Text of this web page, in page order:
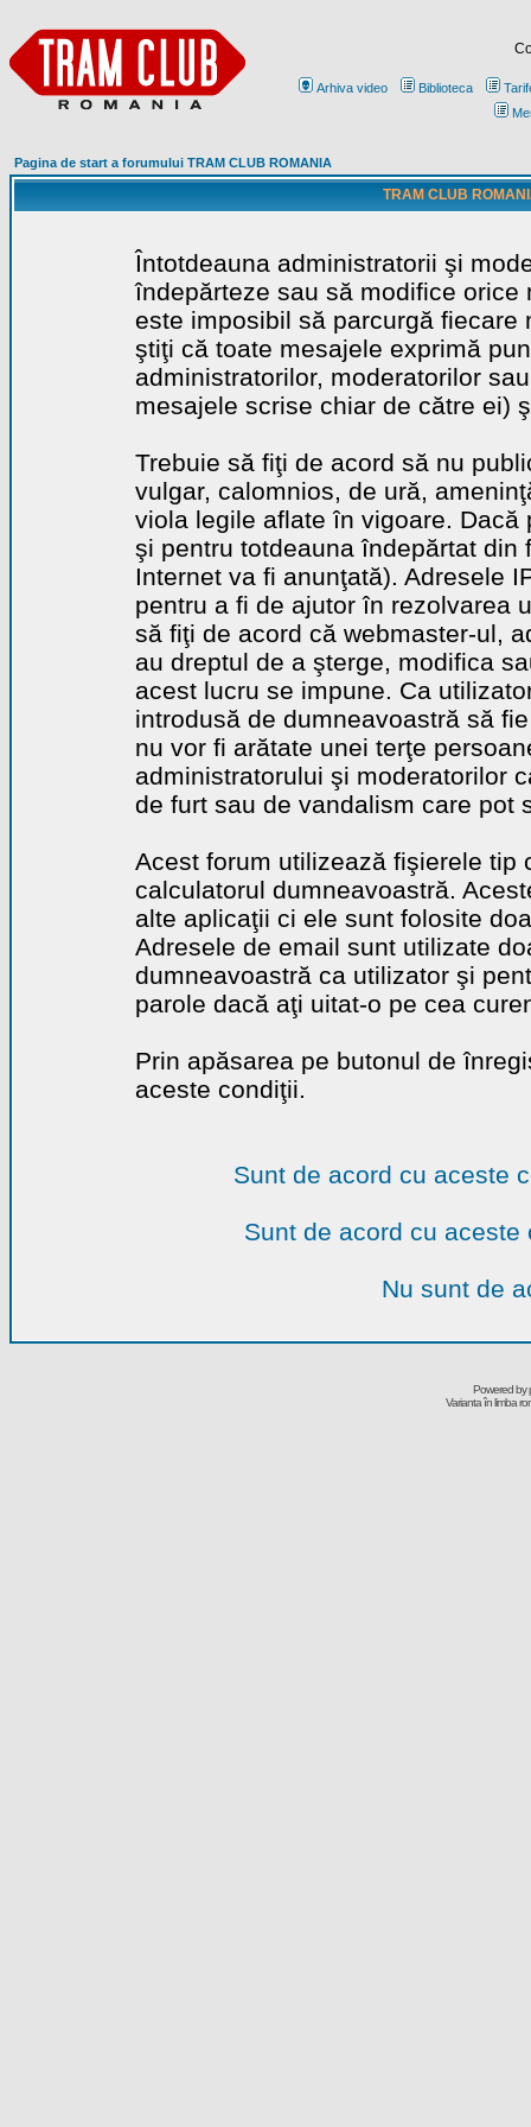
Arhiva video Biblioteca
Pagina de start a forumului TRAM CLUB ROMANIA
TRAM CLUB
Întotdeauna administratorii şi
îndepărteze sau să modifice
este imposibil să parcurgă
ştiţi că toate mesajele exprimă
administratorilor, moderatorilor
mesajele scrise chiar de către ei)
Trebuie să fiţi de acord să nu
vulgar, calomnios, de ură,
viola legile aflate în vigoare.
şi pentru totdeauna îndepărtat
Internet va fi anunţată). Adresele
pentru a fi de ajutor în rezolvarea
să fiţi de acord că webmaster-ul,
au dreptul de a şterge, modifica
acest lucru se impune. Ca
introdusă de dumneavoastră să
nu vor fi arătate unei terţe
administratorului şi moderatorilor
de furt sau de vandalism care pot
Acest forum utilizează fişierele tip
calculatorul dumneavoastră.
alte aplicaţii ci ele sunt folosite
Adresele de email sunt utilizate
dumneavoastră ca utilizator şi
parole dacă aţi uitat-o pe cea
Prin apăsarea pe butonul de
aceste condiţii.
Sunt de acord cu aceste
Sunt de acord cu
Nu sunt de
Powered by
Varianta în limba